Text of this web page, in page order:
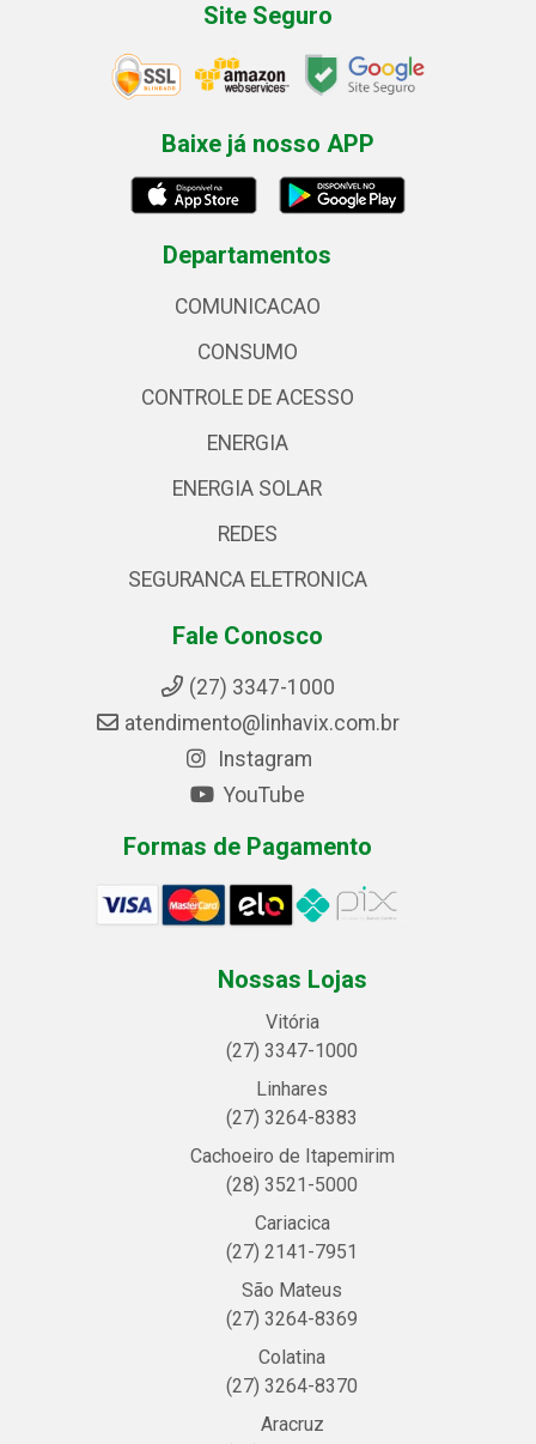
Site Seguro
Baixe já nosso APP
Departamentos
COMUNICACAO
CONSUMO
CONTROLE DE ACESSO
ENERGIA
ENERGIA SOLAR
REDES
SEGURANCA ELETRONICA
Fale Conosco
(27) 3347-1000
atendimento@linhavix.com.br
Instagram
YouTube
Formas de Pagamento
Nossas Lojas
Vitória
(27) 3347-1000
Linhares
(27) 3264-8383
Cachoeiro de Itapemirim
(28) 3521-5000
Cariacica
(27) 2141-7951
São Mateus
(27) 3264-8369
Colatina
(27) 3264-8370
Aracruz